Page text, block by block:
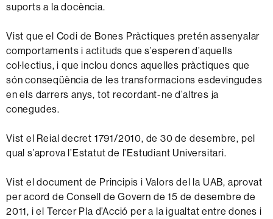
suports a la docència.
Vist que el Codi de Bones Pràctiques pretén assenyalar
comportaments i actituds que s’esperen d’aquells
col·lectius, i que inclou doncs aquelles pràctiques que
són conseqüència de les transformacions esdevingudes
en els darrers anys, tot recordant-ne d’altres ja
conegudes.
Vist el Reial decret 1791/2010, de 30 de desembre, pel
qual s’aprova l’Estatut de l’Estudiant Universitari.
Vist el document de Principis i Valors del la UAB, aprovat
per acord de Consell de Govern de 15 de desembre de
2011, i el Tercer Pla d’Acció per a la igualtat entre dones i